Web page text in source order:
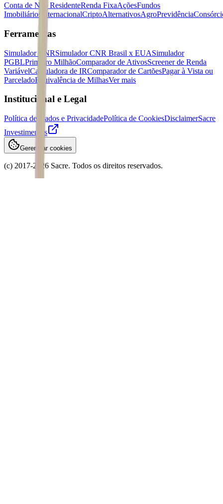
Conta de Não ResidenteRenda FixaAçõesFundos
Imobiliários
InternacionalCriptoAlternativosAgroPrevidência
Ferramentas
Simulador CNRSimulador CNR Brasil x EUASimulador
PGBLPrimeiro MilhãoComparador de AtivosScreener de Renda
VariávelCalculadora de IRComparador de CartõesPagar à Vista ou
ParceladoEquivalência de MilhasVer mais
Institucional e Legal
Política de Dados e PrivacidadePolítica de CookiesDisclaimerSacre
Investimentos
Gerenciar cookies
(c) 2017-2026 Sacre. Todos os direitos reservados.